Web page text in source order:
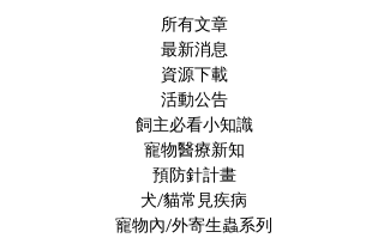
所有文章
最新消息
資源下載
活動公告
飼主必看小知識
寵物醫療新知
預防針計畫
犬/貓常見疾病
寵物內/外寄生蟲系列